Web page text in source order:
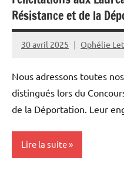
Résistance et de la
30 avril 2025 Ophélie
Nous adressons toutes
distingués lors du
de la Déportation. Leur
Lire la suite